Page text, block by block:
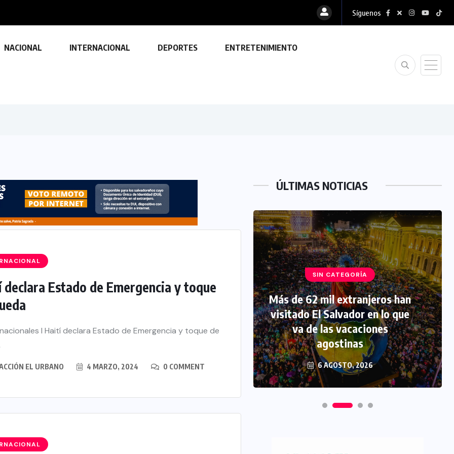
Síguenos
NACIONAL INTERNACIONAL DEPORTES ENTRETENIMIENTO
declara Estado de Emergencia y toque
l Haití declara Estado de Emergencia y toque de
EL URBANO 4 MARZO, 2024 0 COMMENT
ÚLTIMAS NOTICIAS
208
2026
23 FEBRERO, 2024
SIN CATEGORÍA
Más de 62 mil extranjeros han
visitado El Salvador en lo que
va de las vacaciones
agostinas
6 AGOSTO, 2026